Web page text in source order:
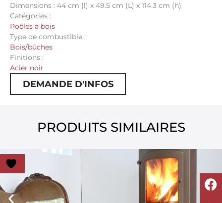
Dimensions : 44 cm (l) x 49.5 cm (L) x 114.3 cm (h)
Catégories :
Poêles à bois
Type de combustible :
Bois/bûches
Finitions :
Acier noir
DEMANDE D'INFOS
PRODUITS SIMILAIRES